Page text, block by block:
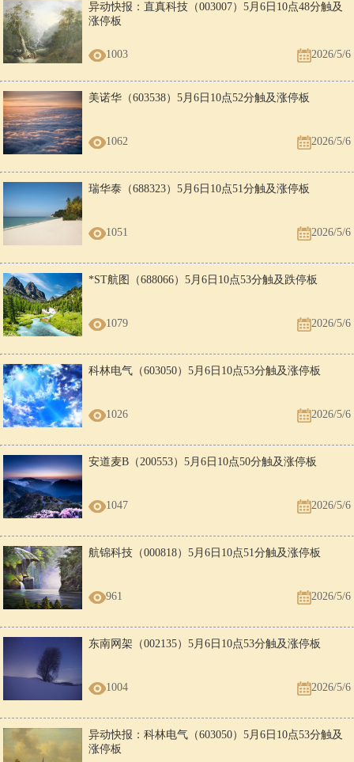
异动快报：直真科技（003007）5月6日10点48分触及
涨停板
1003 2026/5/6
美诺华（603538）5月6日10点52分触及涨停板
1062 2026/5/6
瑞华泰（688323）5月6日10点51分触及涨停板
1051 2026/5/6
*ST航图（688066）5月6日10点53分触及跌停板
1079 2026/5/6
科林电气（603050）5月6日10点53分触及涨停板
1026 2026/5/6
安道麦B（200553）5月6日10点50分触及涨停板
1047 2026/5/6
航锦科技（000818）5月6日10点51分触及涨停板
961 2026/5/6
东南网架（002135）5月6日10点53分触及涨停板
1004 2026/5/6
异动快报：科林电气（603050）5月6日10点53分触及
涨停板